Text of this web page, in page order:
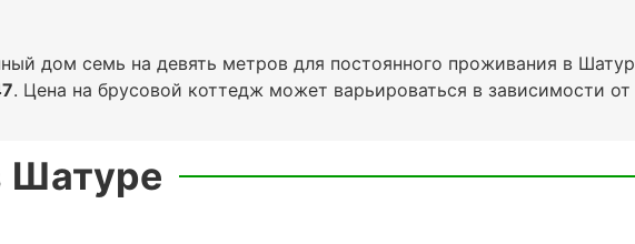
дом семь на девять метров для постоянного проживания в
. Цена на брусовой коттедж может варьироваться в зависимости
Шатуре